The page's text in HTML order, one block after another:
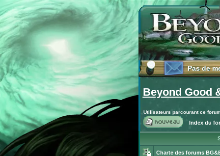
Pas de
Pas de
Beyond Good
Utilisateurs parcourant ce
Publier
sujet
Index du
Charte des forums